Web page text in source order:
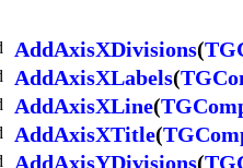
AddAxisXDivisions(
AddAxisXLabels(
AddAxisXLine(
AddAxisXTitle(